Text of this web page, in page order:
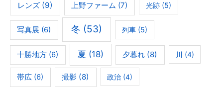
レンズ(9) 上野ファーム (7) 光跡(5)
写真展 (6) 冬 (53) 列車(5)
十勝地方 (6) 夏 (18) 夕暮れ (8) 川 (4)
帯広 (6) 撮影 (8) 政治 (4)